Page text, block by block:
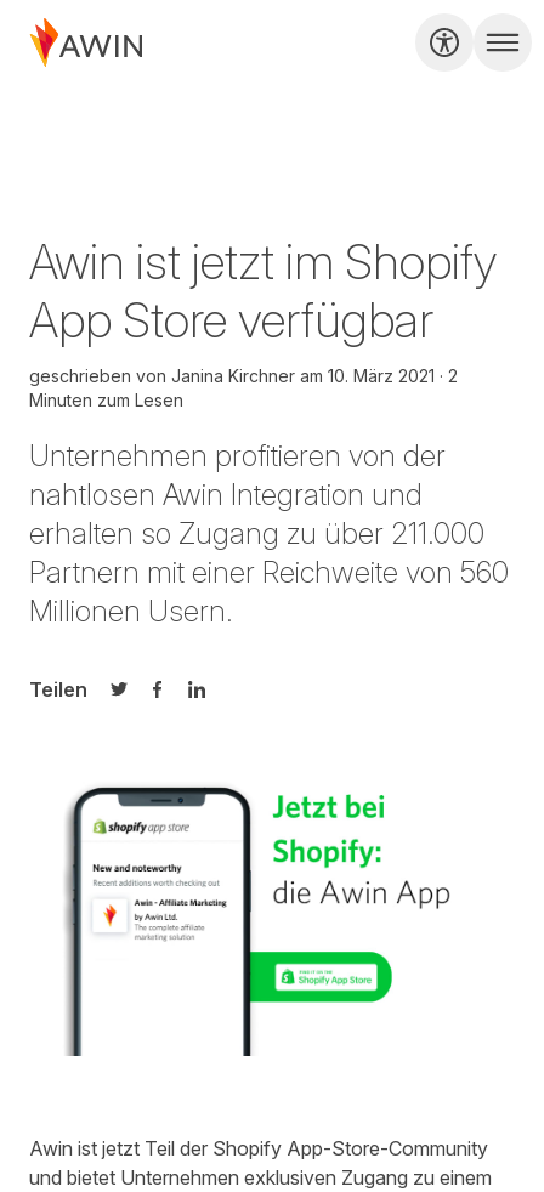
Awin ist jetzt im Shopify
App Store verfügbar
geschrieben von Janina Kirchner am 10. März 2021
2
Minuten zum Lesen
Unternehmen profitieren von der
nahtlosen Awin Integration und
erhalten so Zugang zu über 211.000
Partnern mit einer Reichweite von 560
Millionen Usern.
Teilen
Auf Twitter teilen
Auf Facebook teilen
Auf LinkedIn teilen
Awin ist jetzt Teil der Shopify App-Store-Community
und bietet Unternehmen exklusiven Zugang zu einem